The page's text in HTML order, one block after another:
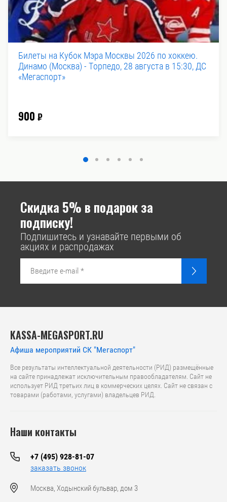
Билеты на Кубок Мэра Москвы 2026 по хоккею.
Динамо (Москва) - Торпедо, 28 августа в 15:30, ДС
«Мегаспорт»
900 ₽
Скидка 5% в подарок за
подписку!
Подпишитесь и узнавайте первыми об
акциях и распродажах
KASSA-MEGASPORT.RU
Афиша мероприятий СК "Мегаспорт"
Все результаты интеллектуальной деятельности (РИД) размещённые
на сайте принадлежат исключительным правообладателям. Сайт не
использует РИД третьих лиц в коммерческих целях. Сайт не связан с
товарами (работами, услугами) владельцев РИД.
Наши контакты
+7 (495) 928-81-07
заказать звонок
Москва, Ходынский бульвар, дом 3